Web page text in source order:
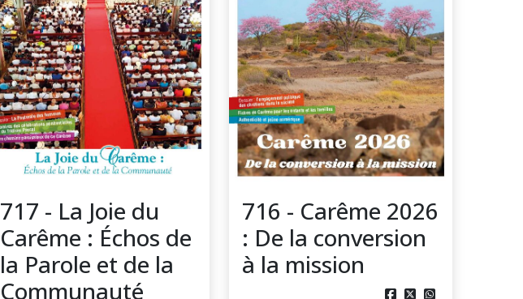
717 - La Joie du
Carême : Échos de
la Parole et de la
Communauté
716 - Carême 2026
: De la conversion
à la mission
  